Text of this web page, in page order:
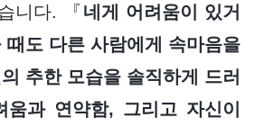
니다. 『 네게 어려움이 있거
때도 다른 사람에게 속마음을
추한 모습을 솔직하게 드러
움과 연약함, 그리고 자신이